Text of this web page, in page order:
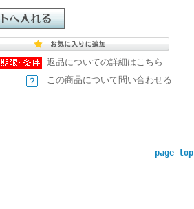
返品についての詳細はこちら
この商品について問い合わせる
page top